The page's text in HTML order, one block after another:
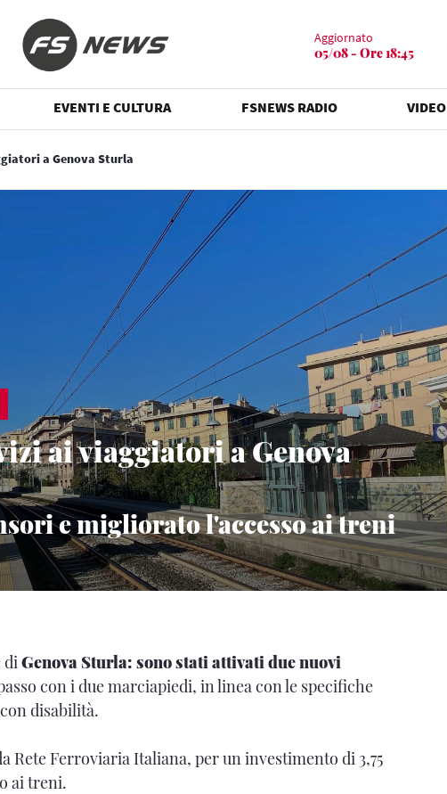
Aggiornato
05/08 - Ore 18:45
EVENTI E CULTURA FSNEWS RADIO VIDEO
a Genova Sturla
ai viaggiatori a Genova
e migliorato l'accesso ai treni
diGenova Sturla: sono stati attivati due nuovi
con i due marciapiedi, in linea con le specifiche
disabilità.
Rete Ferroviaria Italiana, per un investimento di 3,75
ai treni.